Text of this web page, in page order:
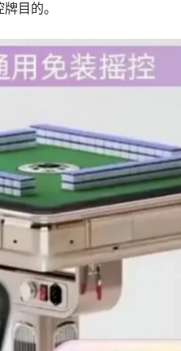
目的。